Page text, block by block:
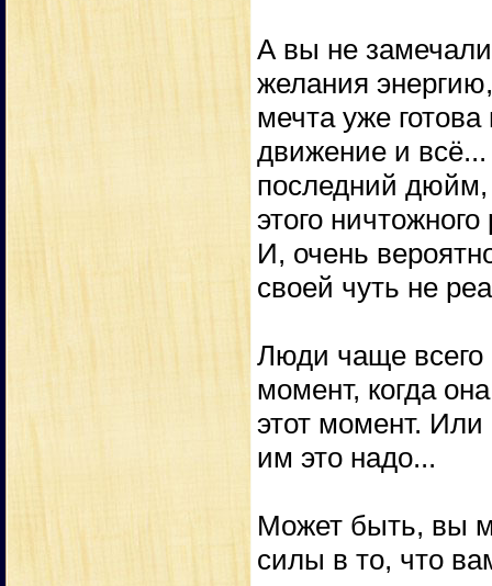
А вы не
желания
мечта уже
движение и
последний дюйм,
этого
И, очень
своей чуть не
Люди чаще всего
момент, когда
этот момент. Или
им это надо...
Может быть, вы
силы в то, что